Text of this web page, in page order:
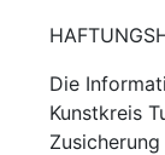
Die
Kunstkreis